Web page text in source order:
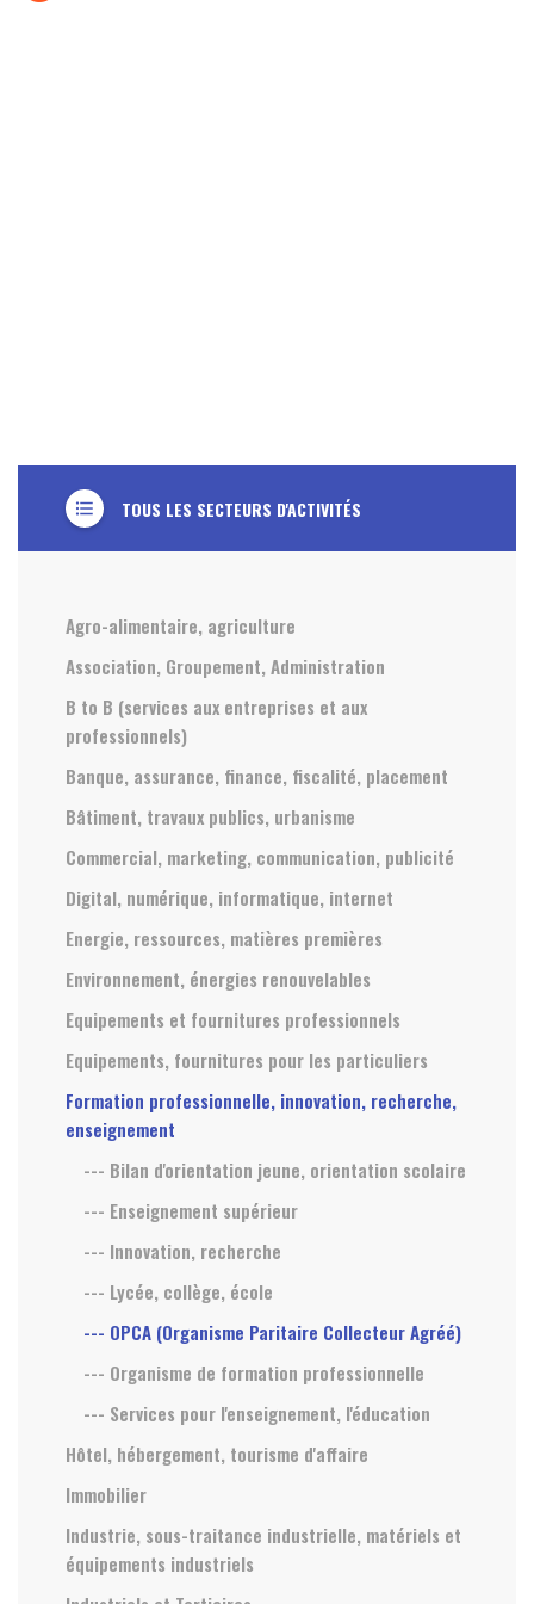
format_list_bulleted TOUS LES SECTEURS D'ACTIVITÉS
Agro-alimentaire, agriculture
Association, Groupement, Administration
B to B (services aux entreprises et aux
professionnels)
Banque, assurance, finance, fiscalité, placement
Bâtiment, travaux publics, urbanisme
Commercial, marketing, communication, publicité
Digital, numérique, informatique, internet
Energie, ressources, matières premières
Environnement, énergies renouvelables
Equipements et fournitures professionnels
Equipements, fournitures pour les particuliers
Formation professionnelle, innovation, recherche,
enseignement
--- Bilan d'orientation jeune, orientation scolaire
--- Enseignement supérieur
--- Innovation, recherche
--- Lycée, collège, école
--- OPCA (Organisme Paritaire Collecteur Agréé)
--- Organisme de formation professionnelle
--- Services pour l'enseignement, l'éducation
Hôtel, hébergement, tourisme d'affaire
Immobilier
Industrie, sous-traitance industrielle, matériels et
équipements industriels